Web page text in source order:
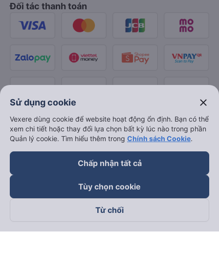
Đối tác thanh toán
Theo dõi chúng tôi trên
Sử dụng cookie close
Vexere dùng cookie để website hoạt động ổn định. Bạn có thể
xem chi tiết hoặc thay đổi lựa chọn bất kỳ lúc nào trong phần
Quản lý cookie. Tìm hiểu thêm trong Chính sách Cookie.
Chấp nhận tất cả
Tùy chọn cookie
Từ chối